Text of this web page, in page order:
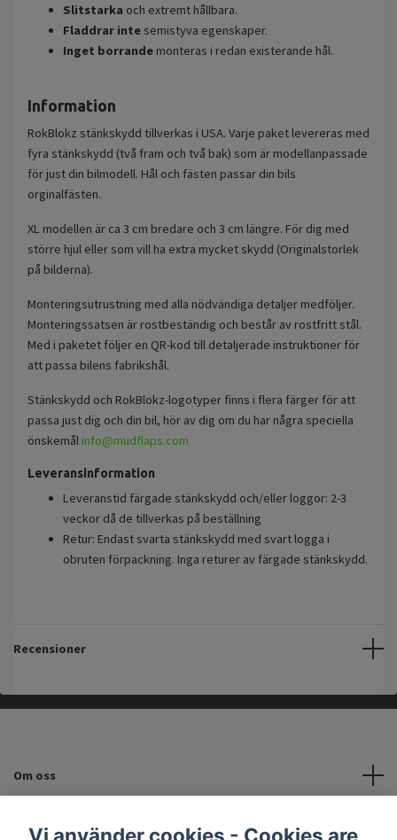
Slitstarka och extremt hållbara.
Fladdrar inte semistyva egenskaper.
Inget borrande monteras i redan existerande hål.
Information
RokBlokz stänkskydd tillverkas i USA. Varje paket levereras med
fyra stänkskydd (två fram och två bak) som är modellanpassade
för just din bilmodell. Hål och fästen passar din bils
orginalfästen.
XL modellen är ca 3 cm bredare och 3 cm längre. För dig med
större hjul eller som vill ha extra mycket skydd (Originalstorlek
på bilderna).
Monteringsutrustning med alla nödvändiga detaljer medföljer.
Monteringssatsen är rostbeständig och består av rostfritt stål.
Med i paketet följer en QR-kod till detaljerade instruktioner för
att passa bilens fabrikshål.
Stänkskydd och RokBlokz-logotyper finns i flera färger för att
passa just dig och din bil, hör av dig om du har några speciella
önskemålinfo@mudflaps.com
Leveransinformation
Leveranstid färgade stänkskydd och/eller loggor: 2-3
veckor då de tillverkas på beställning
Retur: Endast svarta stänkskydd med svart logga i
obruten förpackning. Inga returer av färgade stänkskydd.
Recensioner
Om oss
Kundtjänst